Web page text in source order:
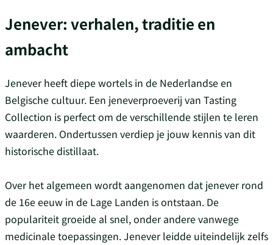
Jenever: verhalen, traditie en
ambacht
Jenever heeft diepe wortels in de Nederlandse en
Belgische cultuur. Een jeneverproeverij van Tasting
Collection is perfect om de verschillende stijlen te leren
waarderen. Ondertussen verdiep je jouw kennis van dit
historische distillaat.
Over het algemeen wordt aangenomen dat jenever rond
de 16e eeuw in de Lage Landen is ontstaan. De
populariteit groeide al snel, onder andere vanwege
medicinale toepassingen. Jenever leidde uiteindelijk zelfs